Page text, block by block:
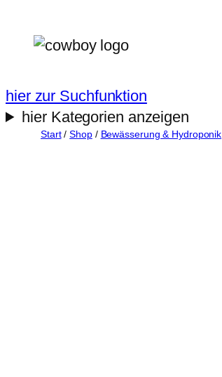
Inhalt
hier zur Suchfunktion
hier Kategorien anzeigen
Start/Shop/ Bewässerung & Hydroponik